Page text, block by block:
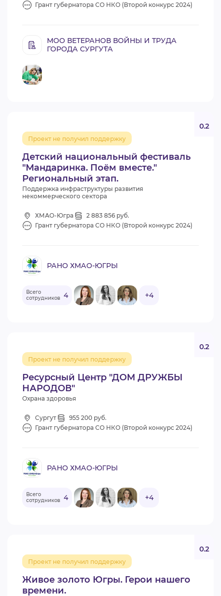
Грант губернатора СО НКО (Второй конкурс 2024)
МОО ВЕТЕРАНОВ ВОЙНЫ И ТРУДА
ГОРОДА СУРГУТА
Детский национальный фестиваль
"Мандаринка. Поём вместе."
Региональный этап.
Проект не получил поддержку
0.2
Поддержка инфраструктуры развития
некоммерческого сектора
ХМАО-Югра
2 883 856 руб.
Грант губернатора СО НКО (Второй конкурс 2024)
РАНО ХМАО-ЮГРЫ
Всего
сотрудников 4 +4
Ресурсный Центр "ДОМ ДРУЖБЫ
НАРОДОВ"
Проект не получил поддержку
0.2
Охрана здоровья
Сургут
955 200 руб.
Грант губернатора СО НКО (Второй конкурс 2024)
РАНО ХМАО-ЮГРЫ
Всего
сотрудников 4 +4
Живое золото Югры. Герои нашего
времени.
Проект не получил поддержку
0.2